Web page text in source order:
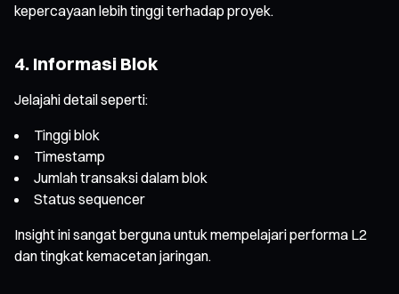
kepercayaan lebih tinggi terhadap proyek.
4. Informasi Blok
Jelajahi detail seperti:
Tinggi blok
Timestamp
Jumlah transaksi dalam blok
Status sequencer
Insight ini sangat berguna untuk mempelajari performa L2
dan tingkat kemacetan jaringan.